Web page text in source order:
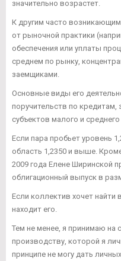
значительно возрастет.
К другим часто
от рыночной практики
обеспечения или уплаты
среднем по рынку,
заемщиками.
Основные виды его
поручительств по
субъектов малого и
Если пара пробьет уровень
область 1,2350 и выше.
2009 года Елене Ширинской
облигационный выпуск в
Если коллектив хочет найти
находит его.
Тем не менее, я принимаю на
производству, которой я
принципе не могу дать